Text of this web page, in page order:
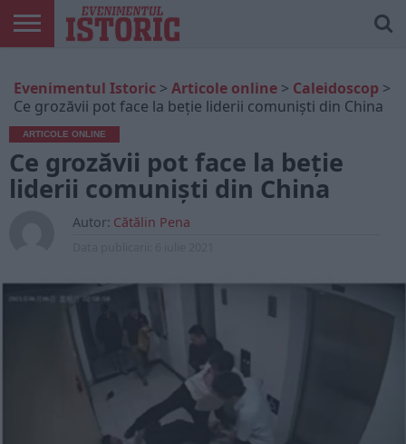
ONLINE
EDIȚII
TIPĂRITE
ISTORIC
PLAY
CONTUL
MEU
Evenimentul Istoric > Articole online > Caleidoscop >
Ce grozăvii pot face la beție liderii comuniști din China
ARTICOLE ONLINE
Ce grozăvii pot face la beție
liderii comuniști din China
Autor: Cătălin Pena